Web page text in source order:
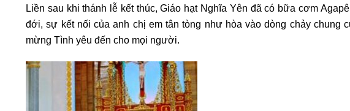
Liền sau khi thánh lễ kết thúc, Giáo hạt Nghĩa Yên đã có bữa cơm
đới, sự kết nối của anh chị em tân tòng như hòa vào dòng chảy chung
mừng Tình yêu đến cho mọi người.